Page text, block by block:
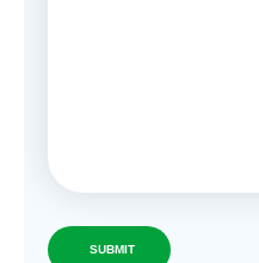
SUBMIT